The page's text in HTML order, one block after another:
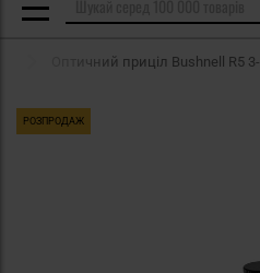
Оптичний приціл Bushnell R5
РОЗПРОДАЖ